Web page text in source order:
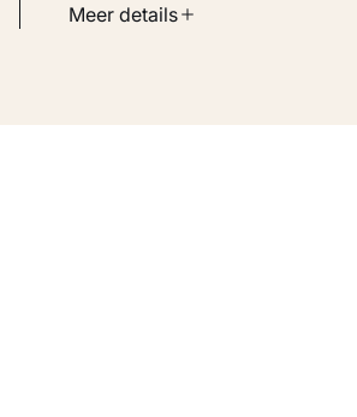
Soort werk
Meer details